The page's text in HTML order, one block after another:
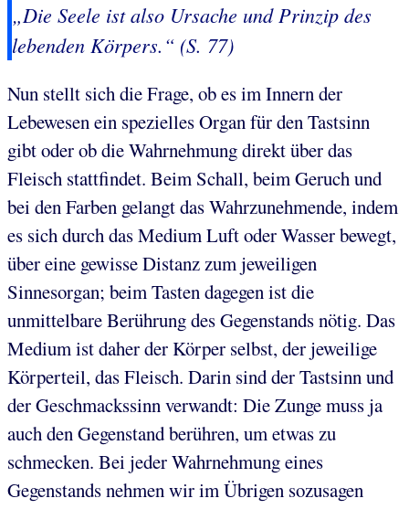
„Die Seele ist also Ursache und Prinzip des
lebenden Körpers.“ (S. 77)
Nun stellt sich die Frage, ob es im Innern der
Lebewesen ein spezielles Organ für den Tastsinn
gibt oder ob die Wahrnehmung direkt über das
Fleisch stattfindet. Beim Schall, beim Geruch und
bei den Farben gelangt das Wahrzunehmende, indem
es sich durch das Medium Luft oder Wasser bewegt,
über eine gewisse Distanz zum jeweiligen
Sinnesorgan; beim Tasten dagegen ist die
unmittelbare Berührung des Gegenstands nötig. Das
Medium ist daher der Körper selbst, der jeweilige
Körperteil, das Fleisch. Darin sind der Tastsinn und
der Geschmackssinn verwandt: Die Zunge muss ja
auch den Gegenstand berühren, um etwas zu
schmecken. Bei jeder Wahrnehmung eines
Gegenstands nehmen wir im Übrigen sozusagen